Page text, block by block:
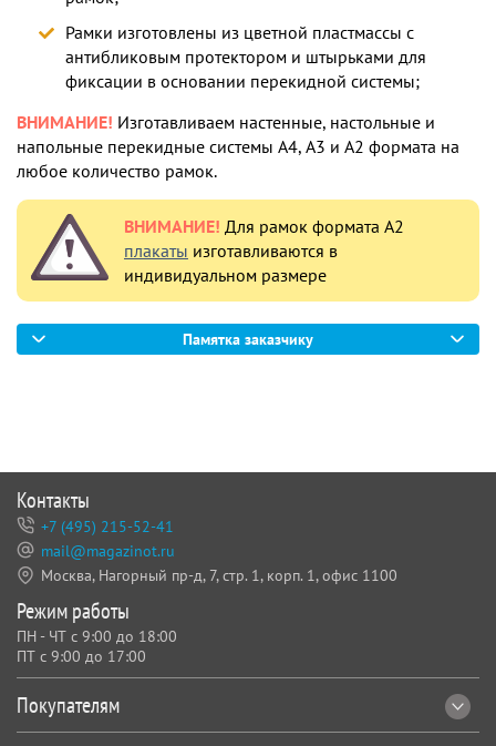
Рамки изготовлены из цветной пластмассы с
антибликовым протектором и штырьками для
фиксации в основании перекидной системы;
ВНИМАНИЕ! Изготавливаем настенные, настольные и
напольные перекидные системы А4, А3 и А2 формата на
любое количество рамок.
ВНИМАНИЕ! Для рамок формата А2
плакаты изготавливаются в
индивидуальном размере
Памятка заказчику
Покупателям
Контакты
+7 (495) 215-52-41
mail@magazinot.ru
Москва, Нагорный пр-д, 7, стр. 1, корп. 1, офис 1100
Режим работы
ПН - ЧТ с 9:00 до 18:00
ПТ с 9:00 до 17:00